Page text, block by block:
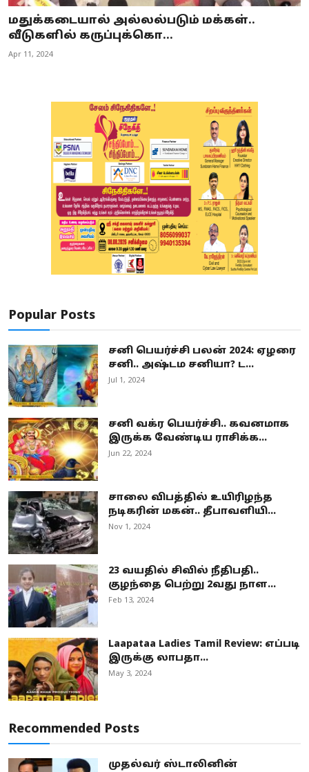
மதுக்கடையால் அல்லல்படும் மக்கள்..
வீடுகளில் கருப்புக்கொ...
Apr 11, 2024
Popular Posts
சனி பெயர்ச்சி பலன் 2024: ஏழரை
சனி.. அஷ்டம சனியா? ட...
Jul 1, 2024
சனி வக்ர பெயர்ச்சி.. கவனமாக
இருக்க வேண்டிய ராசிக்க...
Jun 22, 2024
சாலை விபத்தில் உயிரிழந்த
நடிகரின் மகன்.. தீபாவளியி...
Nov 1, 2024
23 வயதில் சிவில் நீதிபதி..
குழந்தை பெற்று 2வது நாள...
Feb 13, 2024
Laapataa Ladies Tamil Review: எப்படி
இருக்கு லாபதா...
May 3, 2024
Recommended Posts
முதல்வர் ஸ்டாலினின்